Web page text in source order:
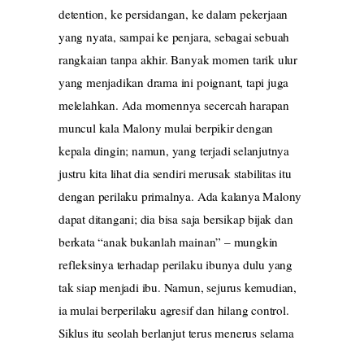
detention, ke persidangan, ke dalam pekerjaan
yang nyata, sampai ke penjara, sebagai sebuah
rangkaian tanpa akhir. Banyak momen tarik ulur
yang menjadikan drama ini poignant, tapi juga
melelahkan. Ada momennya secercah harapan
muncul kala Malony mulai berpikir dengan
kepala dingin; namun, yang terjadi selanjutnya
justru kita lihat dia sendiri merusak stabilitas itu
dengan perilaku primalnya. Ada kalanya Malony
dapat ditangani; dia bisa saja bersikap bijak dan
berkata “anak bukanlah mainan” – mungkin
refleksinya terhadap perilaku ibunya dulu yang
tak siap menjadi ibu. Namun, sejurus kemudian,
ia mulai berperilaku agresif dan hilang control.
Siklus itu seolah berlanjut terus menerus selama